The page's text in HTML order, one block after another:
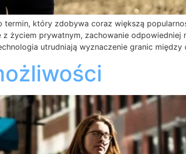
który zdobywa coraz większą
życiem prywatnym, zachowanie odpowiedniej
utrudniają wyznaczenie granic